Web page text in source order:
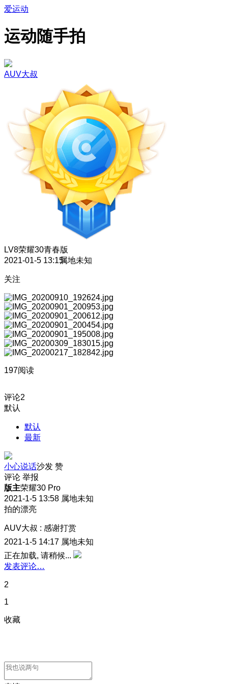
爱运动
运动随手拍
AUV大叔
LV8荣耀30青春版
2021-01-5 13:15属地未知
关注
197阅读
评论2
默认
默认
最新
小心说话沙发 赞
评论 举报
版主荣耀30 Pro
2021-1-5 13:58 属地未知
拍的漂亮
AUV大叔 : 感谢打赏
2021-1-5 14:17 属地未知
正在加载, 请稍候...
发表评论…
2
1
收藏